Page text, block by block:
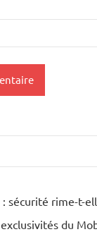
sécurité rime-t-
du